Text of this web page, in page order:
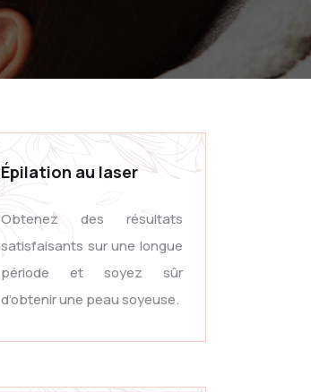
Épilation au laser
Obtenez des résultats
satisfaisants sur une longue
période et soyez sûr
d’obtenir une peau soyeuse.